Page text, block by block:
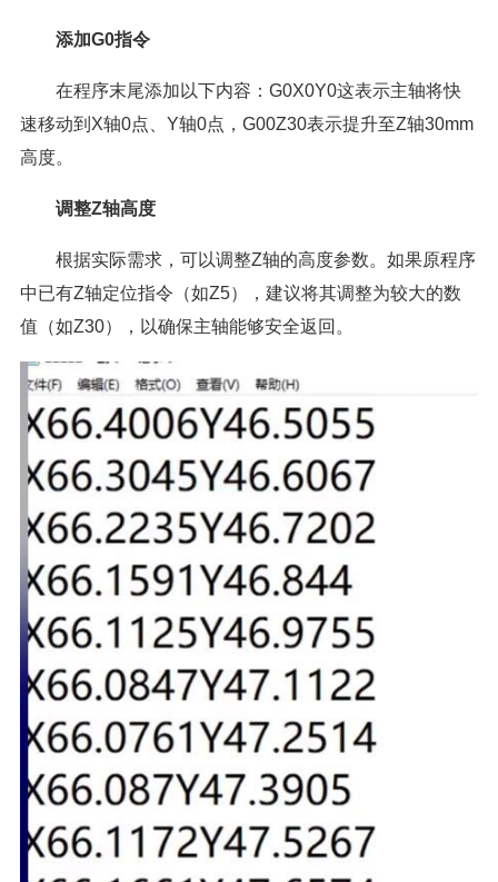
添加G0指令
在程序末尾添加以下内容：G0X0Y0这表示主轴将快
速移动到X轴0点、Y轴0点，G00Z30表示提升至Z轴30mm
高度。
调整Z轴高度
根据实际需求，可以调整Z轴的高度参数。如果原程序
中已有Z轴定位指令（如Z5），建议将其调整为较大的数
值（如Z30），以确保主轴能够安全返回。